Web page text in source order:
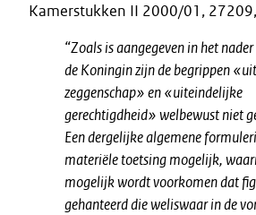
Kamerstukken II 2000/01,
“Zoals is aangegeven in het
de Koningin zijn de begrippen
zeggenschap» en «uiteindelijke
gerechtigdheid» welbewust niet
Een dergelijke algemene
materiële toetsing mogelijk,
mogelijk wordt voorkomen dat
gehanteerd die weliswaar in de